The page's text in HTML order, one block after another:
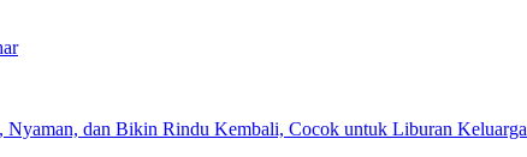
dan Bikin Rindu Kembali, Cocok untuk Liburan Keluarga